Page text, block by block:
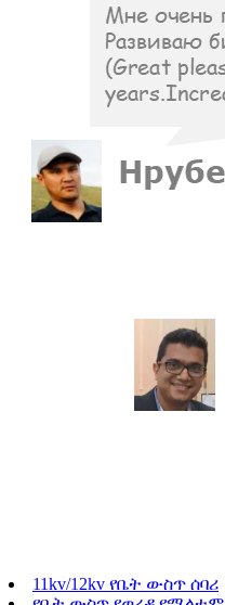
11kv/12kv የቤት ውስጥ ሰባሪ